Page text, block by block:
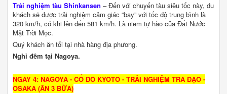
Trải nghiệm tàu Shinkansen– Đến với chuyến tàu siêu tốc này, du
khách sẽ được trải nghiệm cảm giác “bay” với tốc độ trung bình là
320 km/h, có khi lên đến 581 km/h. Là niềm tự hào của Đất Nước
Mặt Trời Mọc.
Quý khách ăn tối tại nhà hàng địa phương.
Nghỉ đêm tại Nagoya.
NGÀY 4: NAGOYA - CỐ ĐÔ KYOTO - TRẢI NGHIỆM TRÀ ĐẠO -
OSAKA (ĂN 3 BỮA)